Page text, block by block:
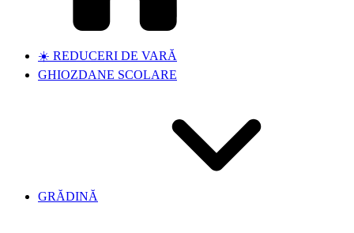
☀️ REDUCERI DE VARĂ
GHIOZDANE SCOLARE
GRĂDINĂ